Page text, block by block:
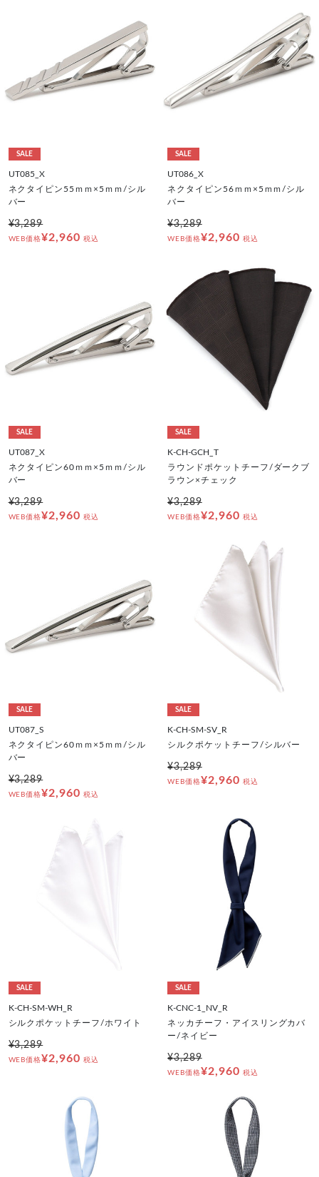
SALE
UT085_X
ネクタイピン55ｍｍ×5ｍｍ/シル
バー
¥3,289
WEB価格¥2,960 税込
SALE
UT086_X
ネクタイピン56ｍｍ×5ｍｍ/シル
バー
¥3,289
WEB価格¥2,960 税込
SALE
UT087_X
ネクタイピン60ｍｍ×5ｍｍ/シル
バー
¥3,289
WEB価格¥2,960 税込
SALE
K-CH-GCH_T
ラウンドポケットチーフ/ダークブ
ラウン×チェック
¥3,289
WEB価格¥2,960 税込
SALE
UT087_S
ネクタイピン60ｍｍ×5ｍｍ/シル
バー
¥3,289
WEB価格¥2,960 税込
SALE
K-CH-SM-SV_R
シルクポケットチーフ/シルバー
¥3,289
WEB価格¥2,960 税込
SALE
K-CH-SM-WH_R
シルクポケットチーフ/ホワイト
¥3,289
WEB価格¥2,960 税込
SALE
K-CNC-1_NV_R
ネッカチーフ・アイスリングカバ
ー/ネイビー
¥3,289
WEB価格¥2,960 税込